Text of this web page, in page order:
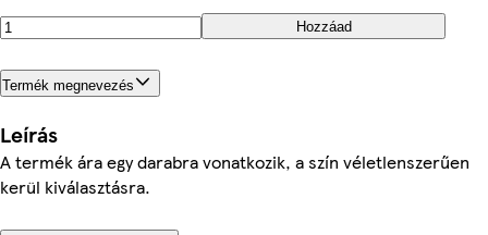
Hozzáad
Termék megnevezés
Leírás
A termék ára egy darabra vonatkozik, a szín véletlenszerűen
kerül kiválasztásra.